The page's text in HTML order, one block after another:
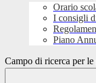
Orario
I consigli
Piano
Campo di ricerca per